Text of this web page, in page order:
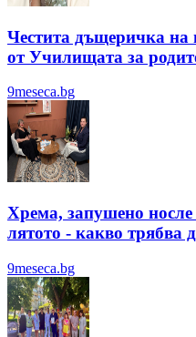
Честита дъщеричка на
от Училищата за
9meseca.bg
Хрема, запушено
лятотo - какво трябва
9meseca.bg